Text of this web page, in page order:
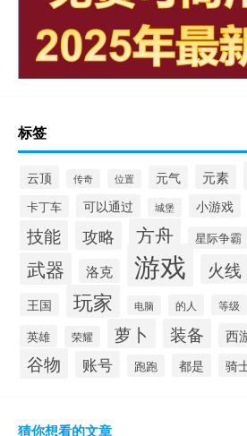
标签
云顶 传奇 位置 元气 元素
卡丁车
可以通过 城堡 小游戏
技能 攻略 方舟 星际争霸
武器 洛克 游戏 火线
王国 玩家 电脑 的人 等级
英雄 荣耀 萝卜 装备 西
谷物 账号 跑跑 都是 骑
猜你想看的文章